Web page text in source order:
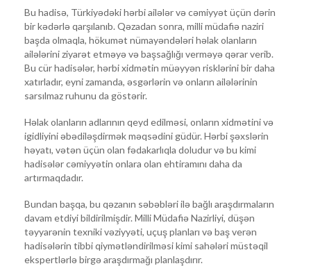
Bu hadisə, Türkiyədəki hərbi ailələr və cəmiyyət üçün dərin
bir kədərlə qarşılanıb. Qəzadan sonra, milli müdafiə naziri
başda olmaqla, hökumət nümayəndələri həlak olanların
ailələrini ziyarət etməyə və başsağlığı verməyə qərar verib.
Bu cür hadisələr, hərbi xidmətin müəyyən risklərini bir daha
xatırladır, eyni zamanda, əsgərlərin və onların ailələrinin
sarsılmaz ruhunu da göstərir.
Həlak olanların adlarının qeyd edilməsi, onların xidmətini və
igidliyini əbədiləşdirmək məqsədini güdür. Hərbi şəxslərin
həyatı, vətən üçün olan fədakarlıqla doludur və bu kimi
hadisələr cəmiyyətin onlara olan ehtiramını daha da
artırmaqdadır.
Bundan başqa, bu qəzanın səbəbləri ilə bağlı araşdırmaların
davam etdiyi bildirilmişdir. Milli Müdafiə Nazirliyi, düşən
təyyarənin texniki vəziyyəti, uçuş planları və baş verən
hadisələrin tibbi qiymətləndirilməsi kimi sahələri müstəqil
ekspertlərlə birgə araşdırmağı planlaşdırır.